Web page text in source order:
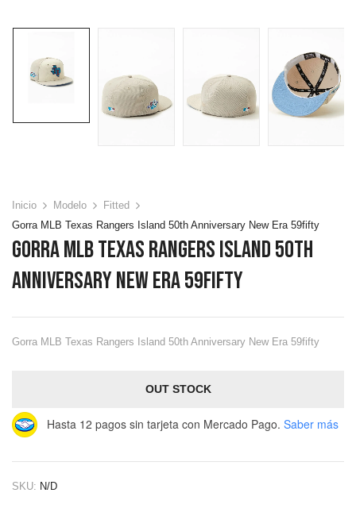
Inicio Modelo
Fitted
Gorra MLB Texas Rangers Island 50th Anniversary New Era 59fifty
Gorra MLB Texas Rangers Island 50th
Anniversary New Era 59fifty
Gorra MLB Texas Rangers Island 50th Anniversary New Era 59fifty
OUT STOCK
Hasta 12 pagos sin tarjeta con Mercado Pago. Saber más
SKU: N/D